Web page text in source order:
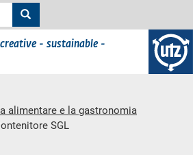
- sustainable -
alimentare e la gastronomia
SGL